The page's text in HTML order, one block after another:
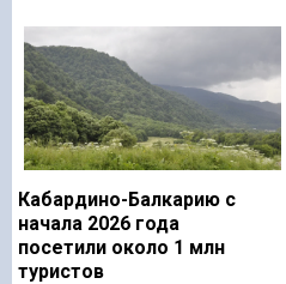
Кабардино-Балкарию с
начала 2026 года
посетили около 1 млн
туристов